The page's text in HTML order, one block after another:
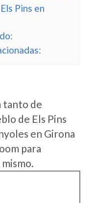
Pins en
tanto de
de Els Pins
en Girona
para